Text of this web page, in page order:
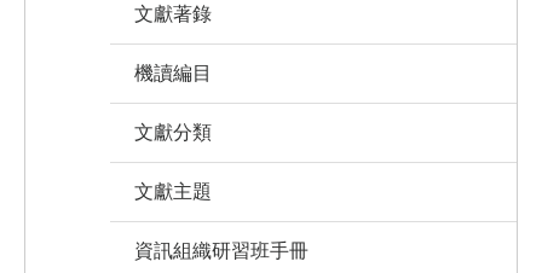
文獻著錄
機讀編目
文獻分類
文獻主題
資訊組織研習班手冊